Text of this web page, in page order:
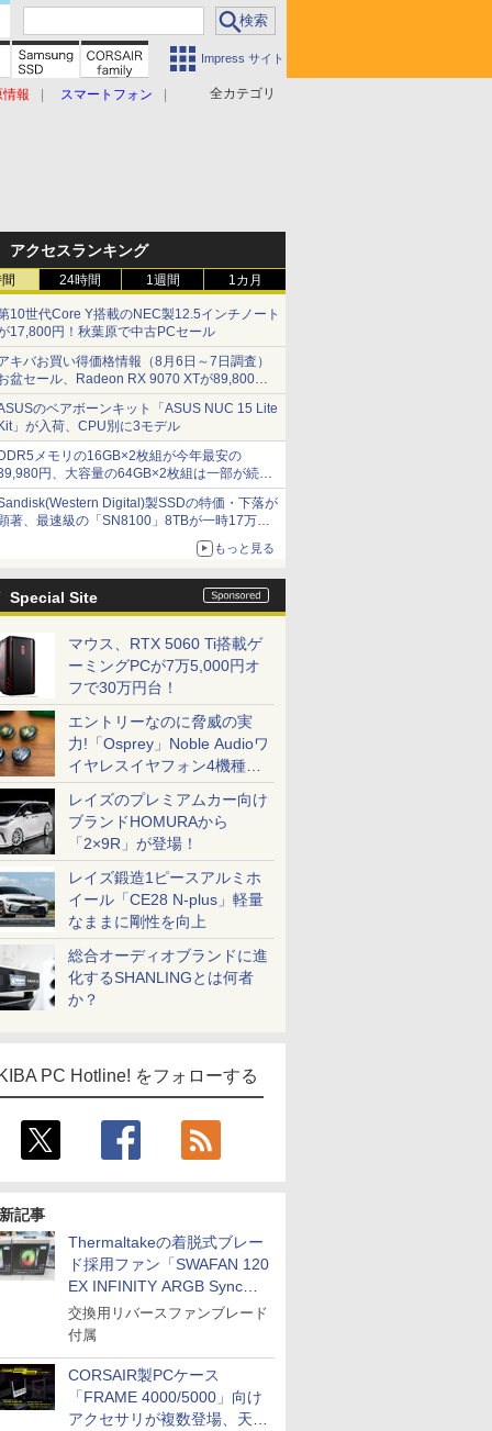
Impress サイト
全カテゴリ
情報 スマートフォン
アクセスランキング
24時間 1週間 1カ月
10世代Core Y搭載のNEC製12.5インチノート
17,800円！秋葉原で中古PCセール
キバお買い得価格情報（8月6日～7日調査）
盆セール、Radeon RX 9070 XTが89,800
、水平周波数24.8kHz対応の17型モニターが
円、暑さ指数連動セール ほか
のベアボーンキット「ASUS NUC 15 Lite
」が入荷、CPU別に3モデル
メモリの16GB×2枚組が今年最安の
円、大容量の64GB×2枚組は一部が続騰
月前半のメモリ価格]
Digital)製SSDの特価・下落が
著、最速級の「SN8100」8TBが一時17万円
もっと見る
Special Site
マウス、RTX 5060 Ti搭載ゲ
ーミングPCが7万5,000円オ
フで30万円台！
エントリーなのに脅威の実
力!「Osprey」Noble Audioワ
イヤレスイヤフォン4機種を
一気に聴く
レイズのプレミアムカー向け
ブランドHOMURAから
「2×9R」が登場！
レイズ鍛造1ピースアルミホ
イール「CE28 N-plus」軽量
なままに剛性を向上
総合オーディオブランドに進
化するSHANLINGとは何者
か？
PC Hotline! をフォローする
記事
Thermaltakeの着脱式ブレー
ド採用ファン「SWAFAN 120
EX INFINITY ARGB Sync」
に単品パッケージ
交換用リバースファンブレード
付属
CORSAIR製PCケース
「FRAME 4000/5000」向け
アクセサリが複数登場、天然